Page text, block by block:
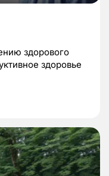
здорового
здоровье